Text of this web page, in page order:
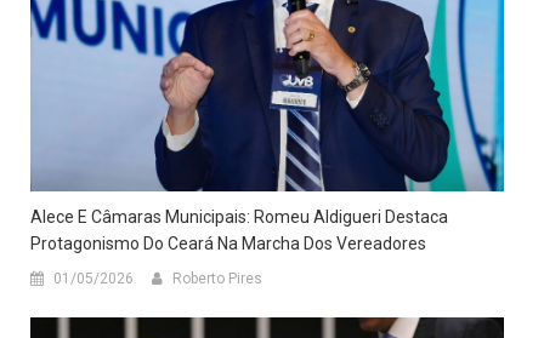
Alece E Câmaras Municipais: Romeu Aldigueri Destaca
Protagonismo Do Ceará Na Marcha Dos Vereadores
01/05/2026 Roberto Pires